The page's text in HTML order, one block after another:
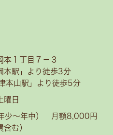
本１丁目７－３
本駅」より徒歩3分
本山駅」より徒歩5分
曜日
少〜年中） 月額8,000円
含む）